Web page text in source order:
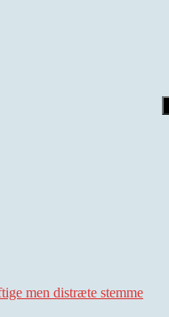
men distræte stemme